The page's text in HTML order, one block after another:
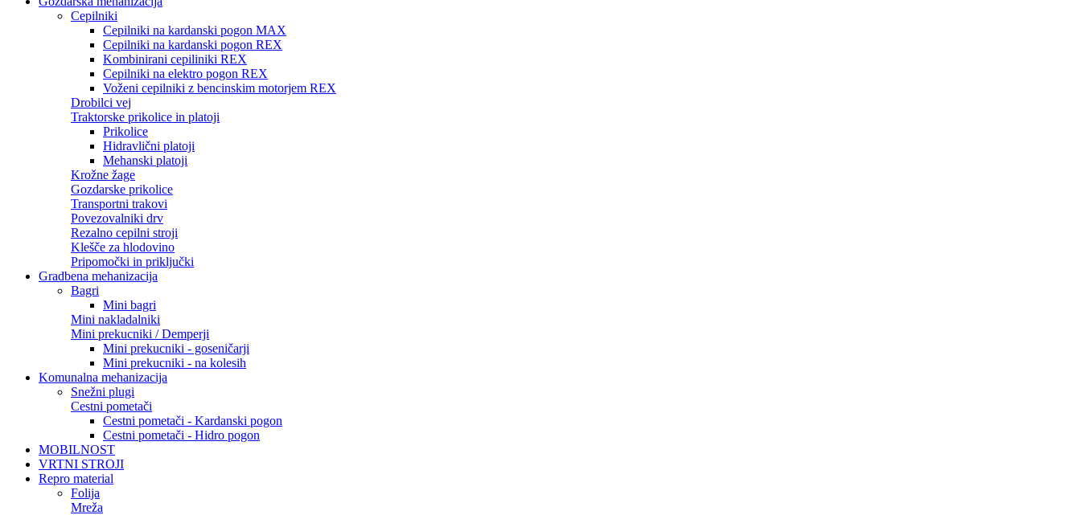
Cepilniki
Cepilniki na kardanski pogon MAX
Cepilniki na kardanski pogon REX
Kombinirani cepiliniki REX
Cepilniki na elektro pogon REX
Voženi cepilniki z bencinskim motorjem REX
Drobilci vej
Traktorske prikolice in platoji
Prikolice
Hidravlični platoji
Mehanski platoji
Krožne žage
Gozdarske prikolice
Transportni trakovi
Povezovalniki drv
Rezalno cepilni stroji
Klešče za hlodovino
Pripomočki in priključki
Gradbena mehanizacija
Bagri
Mini bagri
Mini nakladalniki
Mini prekucniki / Demperji
Mini prekucniki - goseničarji
Mini prekucniki - na kolesih
Komunalna mehanizacija
Snežni plugi
Cestni pometači
Cestni pometači - Kardanski pogon
Cestni pometači - Hidro pogon
MOBILNOST
VRTNI STROJI
Repro material
Folija
Mreža